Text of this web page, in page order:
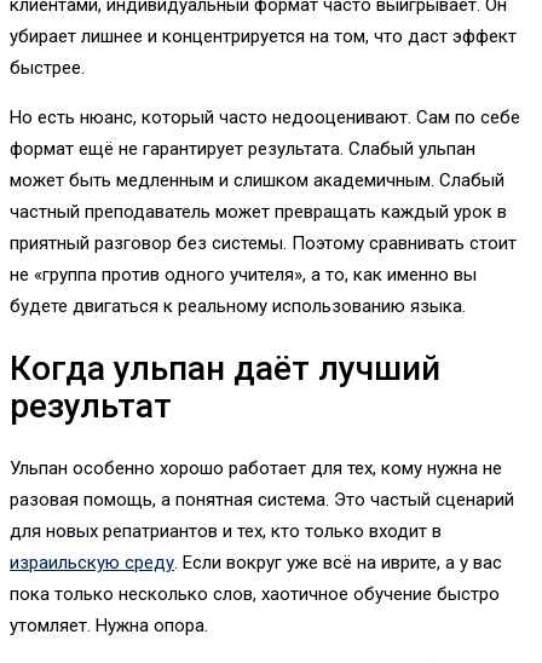
убирает лишнее и концентрируется на том, что даст эффект
быстрее.
Но есть нюанс, который часто недооценивают. Сам по себе
формат ещё не гарантирует результата. Слабый ульпан
может быть медленным и слишком академичным. Слабый
частный преподаватель может превращать каждый урок в
приятный разговор без системы. Поэтому сравнивать стоит
не «группа против одного учителя», а то, как именно вы
будете двигаться к реальному использованию языка.
Когда ульпан даёт лучший
результат
Ульпан особенно хорошо работает для тех, кому нужна не
разовая помощь, а понятная система. Это частый сценарий
для новых репатриантов и тех, кто только входит в
израильскую среду. Если вокруг уже всё на иврите, а у вас
пока только несколько слов, хаотичное обучение быстро
утомляет. Нужна опора.